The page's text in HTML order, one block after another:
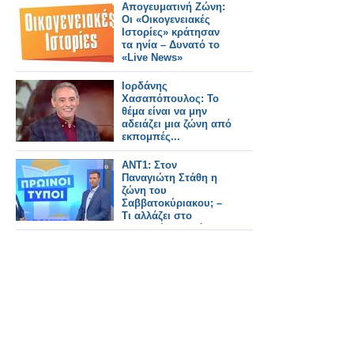
Απογευματινή Ζώνη:
Οι «Οικογενειακές
Ιστορίες» κράτησαν
τα ηνία – Δυνατό το
«Live News»
Ιορδάνης
Χασαπόπουλος: Το
θέμα είναι να μην
αδειάζει μια ζώνη από
εκπομπές...
ANT1: Στον
Παναγιώτη Στάθη η
ζώνη του
Σαββατοκύριακου; –
Τι αλλάζει στο
“Καλημέρα Ελλάδα”;